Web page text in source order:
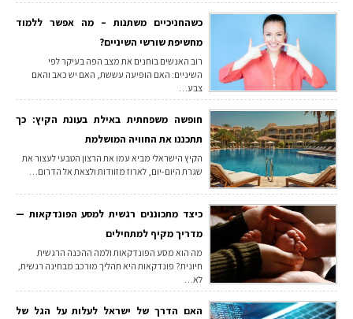
כשהחניכיים משתנות – מה אפשר ללמוד
מחשיפת שורשי השיניים?
רוב האנשים בוחנים את מצב הפה בעיקר לפי
השיניים: האם הופיעה עששת, האם יש כאב והאם
צבע…
חופשה משפחתית באילת בעונת הקיץ: כך
תתכננו את החוויה המושלמת
הקיץ הישראלי מביא עמו את הרצון הטבעי לעצור את
שגרת היום-יום, לארוז מזוודות ולצאת אל הדרום…
כיצד מתכוננים רגשית למסע הפונדקאות —
מדריך מקיף למתחילים
מה הוא מסע הפונדקאות ולמה ההכנה הרגשית
חיונית? פונדקאות היא תהליך מורכב מבחינה רגשית,
לא…
האם הדרך של ישראל לעלות על הגל של